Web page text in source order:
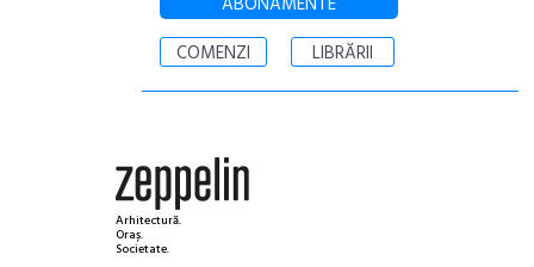
COMENZI
LIBRĂRII
Arhitectură.
Oraș.
Societate.